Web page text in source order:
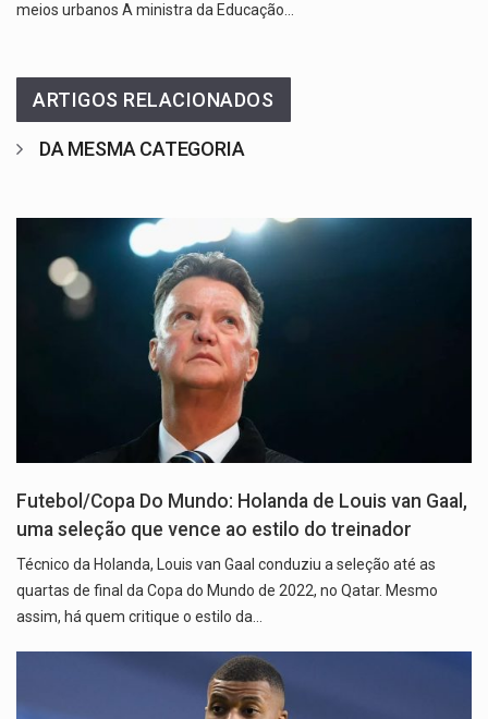
meios urbanos A ministra da Educação…
ARTIGOS RELACIONADOS
DA MESMA CATEGORIA
Futebol/Copa Do Mundo: Holanda de Louis van Gaal,
uma seleção que vence ao estilo do treinador
Técnico da Holanda, Louis van Gaal conduziu a seleção até as
quartas de final da Copa do Mundo de 2022, no Qatar. Mesmo
assim, há quem critique o estilo da…